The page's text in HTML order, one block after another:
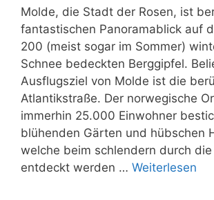
Molde, die Stadt der Rosen, ist
fantastischen Panoramablick auf
200 (meist sogar im Sommer)
Schnee bedeckten Berggipfel.
Ausflugsziel von Molde ist die
Atlantikstraße. Der norwegische
immerhin 25.000 Einwohner
blühenden Gärten und hübschen
welche beim schlendern durch
entdeckt werden … Weiterlesen